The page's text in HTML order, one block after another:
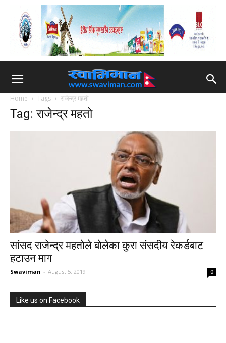
Home Tags राजेन्द्र महतो
Tag: राजेन्द्र महतो
सांसद राजेन्द्र महतोले बोलेका कुरा संसदीय रेकर्डबाट
हटाउन माग
Swaviman - August 5, 2019 0
Like us on Facebook